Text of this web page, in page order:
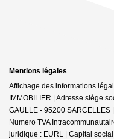
Mentions légales
Affichage des informations
IMMOBILIER | Adresse siège
GAULLE - 95200 SARCELLES
Numero TVA
juridique : EURL | Capital